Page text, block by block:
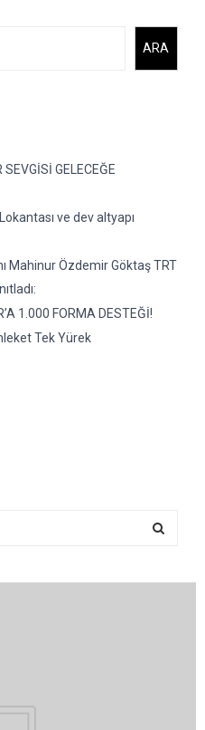
ARA
SEVGİSİ GELECEĞE
ve dev altyapı
Mahinur Özdemir Göktaş TRT
1.000 FORMA DESTEĞİ!
Tek Yürek